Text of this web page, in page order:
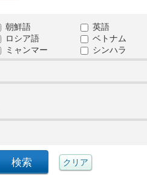
朝鮮語 英語
ロシア語 ベトナム
ミャンマー シンハラ